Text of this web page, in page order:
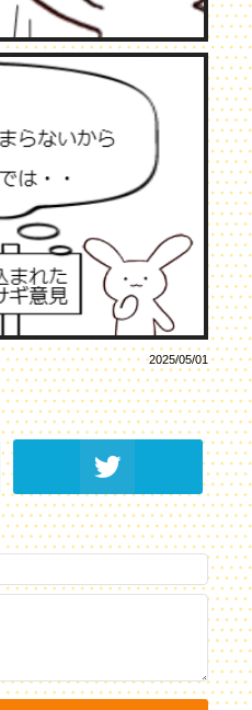
2025/05/01